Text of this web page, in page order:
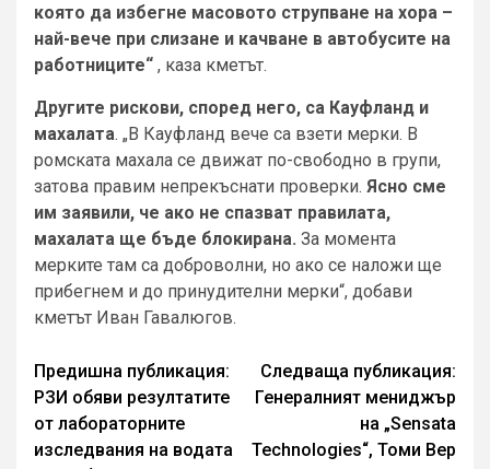
която да избегне масовото струпване на хора –
най-вече при слизане и качване в автобусите на
работниците“ , каза кметът.
Другите рискови, според него, са Кауфланд и
махалата. „В Кауфланд вече са взети мерки. В
ромската махала се движат по-свободно в групи,
затова правим непрекъснати проверки. Ясно сме
им заявили, че ако не спазват правилата,
махалата ще бъде блокирана. За момента
мерките там са доброволни, но ако се наложи ще
прибегнем и до принудителни мерки“, добави
кметът Иван Гавалюгов.
Continue
Reading
Предишна публикация:
РЗИ обяви резултатите
от лабораторните
изследвания на водата
Следваща публикация:
Генералният мениджър
на „Sensata
Technologies“, Томи Вер